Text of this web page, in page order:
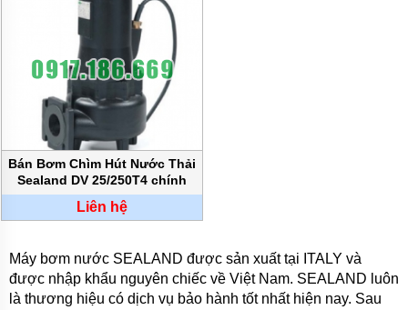
Bán Bơm Chìm Hút Nước Thải
Sealand DV 25/250T4 chính
hãng
Liên hệ
Máy bơm nước SEALAND được sản xuất tại ITALY và
được nhập khẩu nguyên chiếc về Việt Nam. SEALAND luôn
là thương hiệu có dịch vụ bảo hành tốt nhất hiện nay. Sau